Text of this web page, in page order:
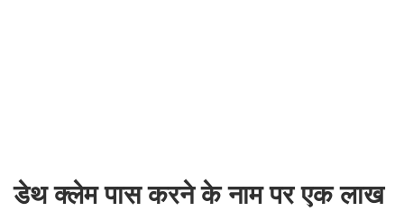
डेथ क्लेम पास करने के नाम पर एक लाख